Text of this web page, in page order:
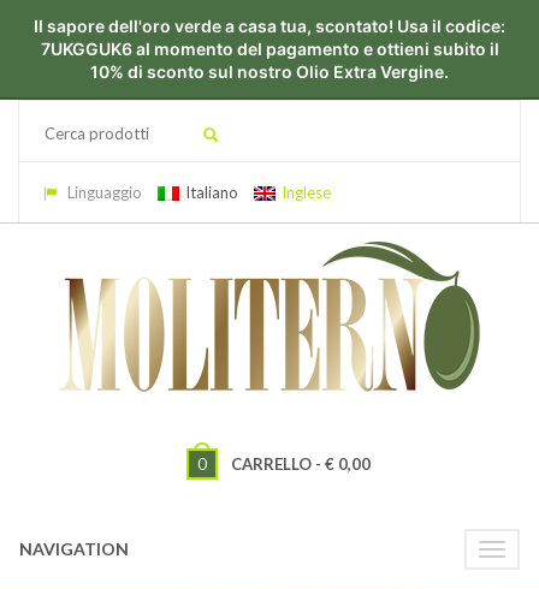
Linguaggio Italiano Inglese
0 CARRELLO - € 0,00
Toggle
NAVIGATION